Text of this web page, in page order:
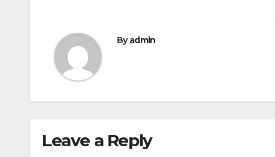
Byadmin
Leave a Reply